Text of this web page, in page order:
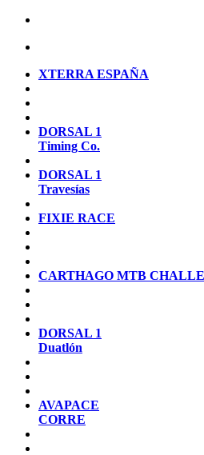
XTERRA ESPAÑA
DORSAL 1
Timing Co.
DORSAL 1
Travesías
FIXIE RACE
CARTHAGO MTB
DORSAL 1
Duatlón
AVAPACE
CORRE